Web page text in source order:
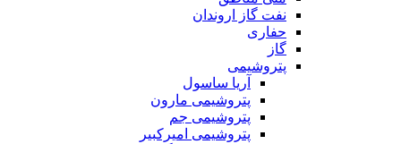
نفت گاز اروندان
حفاری
گاز
پتروشیمی
آریا ساسول
پتروشیمی مارون
پتروشیمی جم
پتروشیمی امیرکبیر